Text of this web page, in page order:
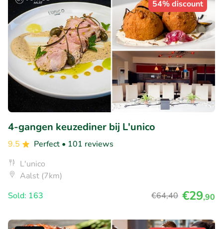
54% discount
4-gangen keuzediner bij L'unico
9.5 Perfect • 101 reviews
L'unico
Aalst (7km)
Sold: 163
€64,40 €29,90